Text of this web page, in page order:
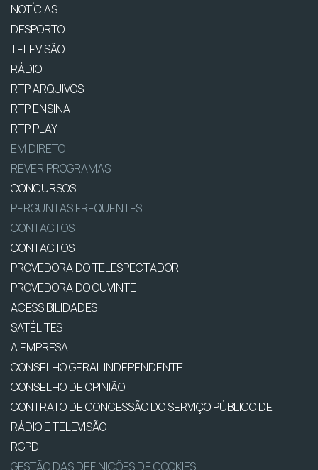
NOTÍCIAS
DESPORTO
TELEVISÃO
RÁDIO
RTP ARQUIVOS
RTP ENSINA
RTP PLAY
EM DIRETO
REVER PROGRAMAS
CONCURSOS
PERGUNTAS FREQUENTES
CONTACTOS
CONTACTOS
PROVEDORA DO TELESPECTADOR
PROVEDORA DO OUVINTE
ACESSIBILIDADES
SATÉLITES
A EMPRESA
CONSELHO GERAL INDEPENDENTE
CONSELHO DE OPINIÃO
CONTRATO DE CONCESSÃO DO SERVIÇO PÚBLICO DE
RÁDIO E TELEVISÃO
RGPD
GESTÃO DAS DEFINIÇÕES DE COOKIES